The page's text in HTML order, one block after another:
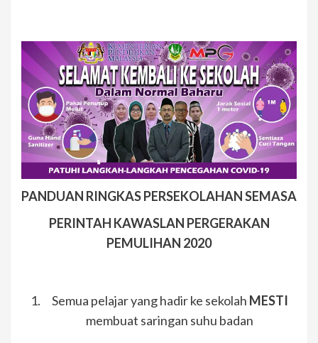
PANDUAN RINGKAS PERSEKOLAHAN SEMASA
PERINTAH KAWASLAN PERGERAKAN
PEMULIHAN 2020
Semua pelajar yang hadir ke sekolah MESTI
membuat saringan suhu badan